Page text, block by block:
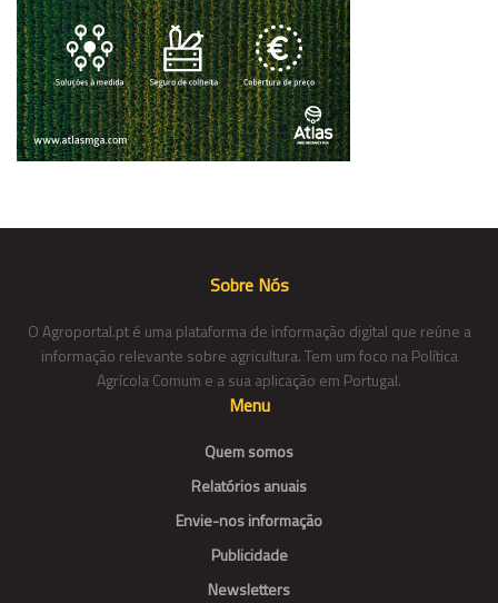
Sobre Nós
O Agroportal.pt é uma plataforma de informação digital que reúne a
informação relevante sobre agricultura. Tem um foco na Política
Agrícola Comum e a sua aplicação em Portugal.
Menu
Quem somos
Relatórios anuais
Envie-nos informação
Publicidade
Newsletters